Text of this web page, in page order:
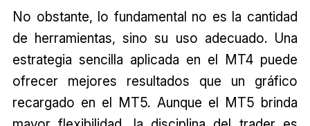
No obstante, lo fundamental no es la cantidad
de herramientas, sino su uso adecuado. Una
estrategia sencilla aplicada en el MT4 puede
ofrecer mejores resultados que un gráfico
recargado en el MT5. Aunque el MT5 brinda